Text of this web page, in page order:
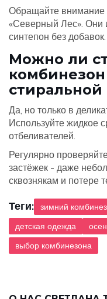
Обращайте внимание
«Северный Лес». Они
синтепон без добавок.
Можно ли
Да, но только в
Используйте жидкое
отбеливателей.
Регулярно
застёжек - даже
сквознякам и потере
Теги: зимний
детская одежда
выбор комбинезона